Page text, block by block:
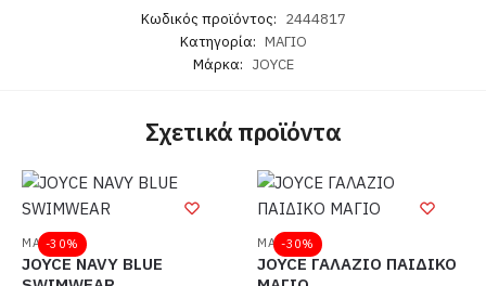
Κωδικός προϊόντος: 2444817
Κατηγορία: ΜΑΓΙΟ
Μάρκα: JOYCE
Σχετικά προϊόντα
-30%
ΜΑΓΙΟ
JOYCE NAVY BLUE
-30%
ΜΑΓΙΟ
JOYCE ΓΑΛΑΖΙΟ ΠΑΙΔΙΚΟ